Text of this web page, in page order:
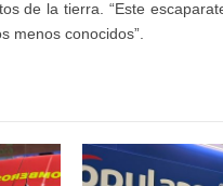
de la tierra. “Este
menos conocidos”.